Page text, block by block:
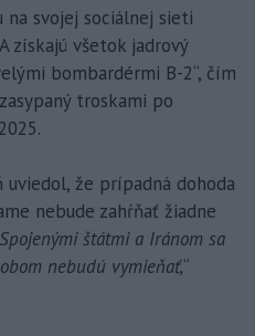
svojej sociálnej sieti
získajú všetok jadrový
bombardérmi B-2“, čím
troskami po
že prípadná dohoda
nebude zahŕňať žiadne
štátmi a Iránom sa
nebudú vymieňať,“